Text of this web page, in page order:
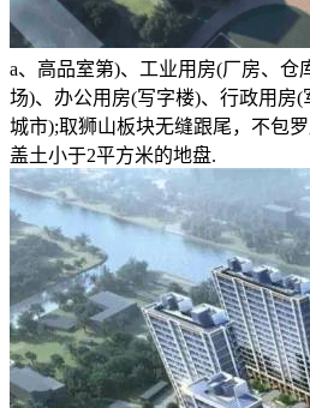
a、高品室第)、工业用房(厂房、仓
场)、办公用房(写字楼)、行政用房
城市);取狮山板块无缝跟尾，不包
盖土小于2平方米的地盘.